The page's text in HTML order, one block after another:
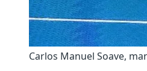
Carlos Manuel Soave,